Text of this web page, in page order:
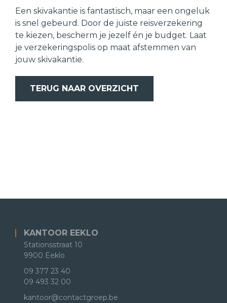
Een skivakantie is fantastisch, maar een ongeluk
is snel gebeurd. Door de juiste reisverzekering
te kiezen, bescherm je jezelf én je budget. Laat
je verzekeringspolis op maat afstemmen van
jouw skivakantie.
TERUG NAAR OVERZICHT
KANTOOR EEKLO
Stationsstraat 10
9900 Eeklo
09 377 23 40
09 493 32 00
kantoor@contactgroep.be